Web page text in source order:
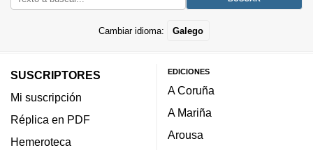
Cambiar idioma: Galego
SUSCRIPTORES
Mi suscripción
Réplica en PDF
Hemeroteca
EDICIONES
A Coruña
A Mariña
Arousa